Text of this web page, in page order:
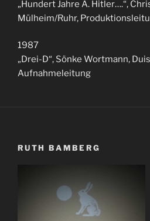
„Hundert Jahre A. Hitler….“,
Mülheim/Ruhr,
1987
„Drei-D“, Sönke Wortmann,
Aufnahmeleitung
RUTH BAMBERG